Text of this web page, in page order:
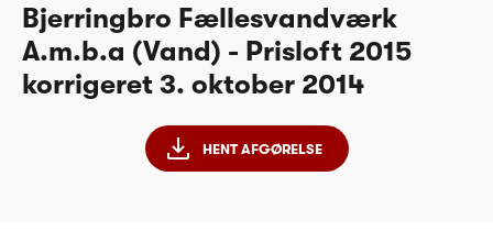
Bjerringbro Fællesvandværk
A.m.b.a (Vand) - Prisloft 2015
korrigeret 3. oktober 2014
HENT AFGØRELSE